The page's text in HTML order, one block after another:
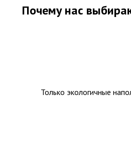
Почему нас
Только экологичные